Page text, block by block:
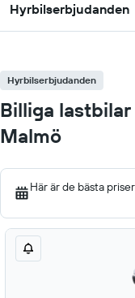
Hyrbilserbjudanden
Hyrbilserbjudanden
Billiga
Malmö
Här är de bästa